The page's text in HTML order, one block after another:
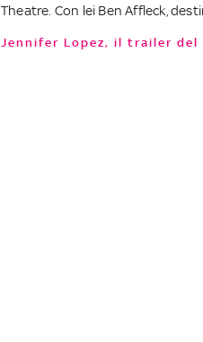
Theatre. Con lei Ben Affleck,
Jennifer Lopez, il trailer del